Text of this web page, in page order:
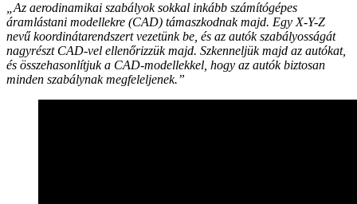
„Az aerodinamikai szabályok sokkal inkább számítógépes
áramlástani modellekre (CAD) támaszkodnak majd. Egy X-Y-Z
nevű koordinátarendszert vezetünk be, és az autók szabályosságát
nagyrészt CAD-vel ellenőrizzük majd. Szkenneljük majd az autókat,
és összehasonlítjuk a CAD-modellekkel, hogy az autók biztosan
minden szabálynak megfeleljenek.”